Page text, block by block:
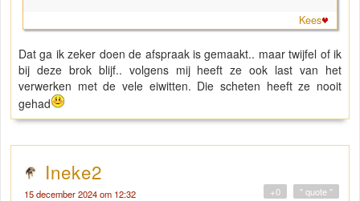
Kees
Dat ga ik zeker doen de afspraak is gemaakt.. maar twijfel of ik
bij deze brok blijf.. volgens mij heeft ze ook last van het
verwerken met de vele eiwitten. Die scheten heeft ze nooit
gehad
Ineke2
15 december 2024 om 12:32 " quote "
+0